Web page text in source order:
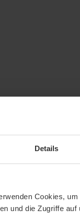
Details
Cookies,
und die Zugriffe